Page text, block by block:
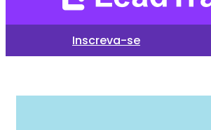
Inscreva-se